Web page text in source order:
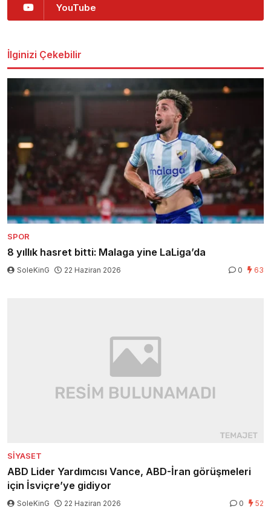
YouTube
İlginizi Çekebilir
SPOR
8 yıllık hasret bitti: Malaga yine LaLiga’da
SoleKinG 22 Haziran 2026 0 63
SIYASET
ABD Lider Yardımcısı Vance, ABD-İran görüşmeleri
için İsviçre’ye gidiyor
SoleKinG 22 Haziran 2026 0 52